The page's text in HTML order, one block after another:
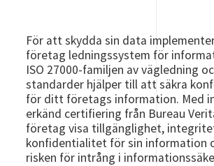
För att skydda sin data
företag ledningssystem för
ISO 27000-familjen av vägledning
standarder hjälper till att säkra
för ditt företags information. Med
erkänd certifiering från Bureau
företag visa tillgänglighet,
konfidentialitet för sin information
risken för intrång i